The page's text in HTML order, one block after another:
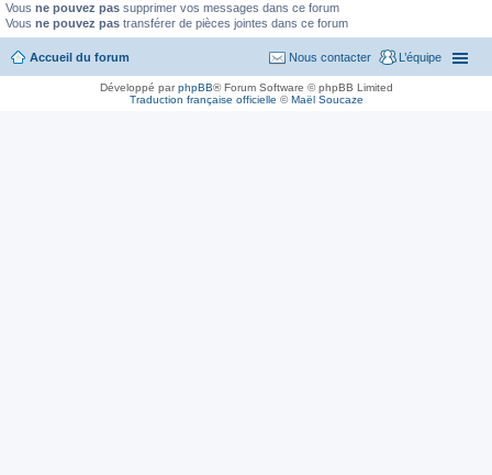
Vous ne pouvez pas supprimer vos messages dans ce forum
Vous ne pouvez pas transférer de pièces jointes dans ce forum
Accueil du forum L’équipe
Nous contacter
Développé parphpBB® Forum Software © phpBB Limited
Traduction française officielle ©Maël Soucaze